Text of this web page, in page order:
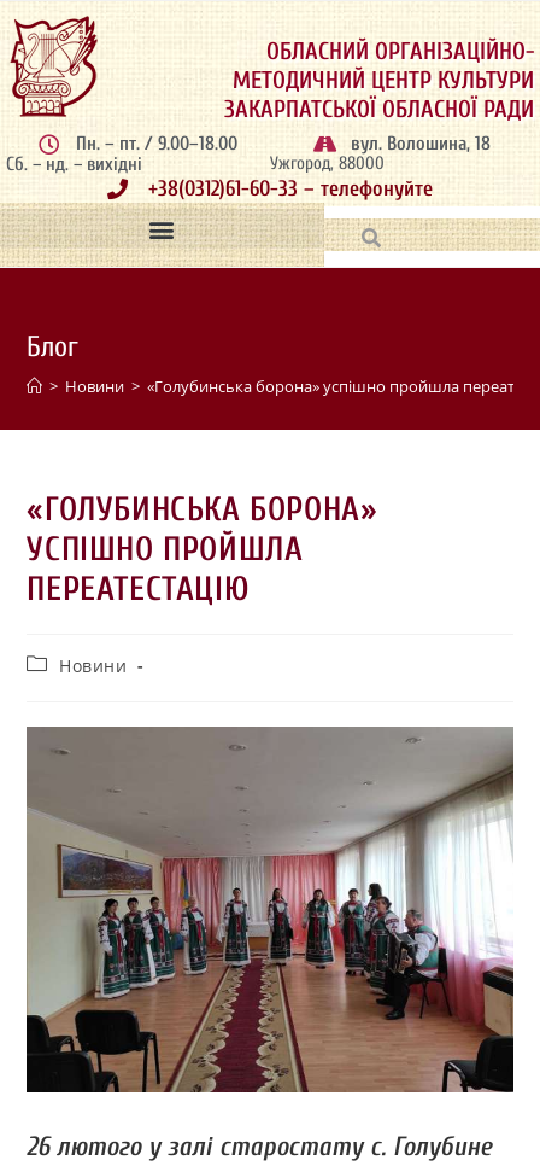
ОБЛАСНИЙ ОРГАНІЗАЦІЙНО-
МЕТОДИЧНИЙ ЦЕНТР КУЛЬТУРИ
ЗАКАРПАТСЬКОЇ ОБЛАСНОЇ РАДИ
Пн. – пт. / 9.00–18.00
Сб. – нд. – вихідні
вул. Волошина, 18
Ужгород, 88000
+38(0312)61-60-33 – телефонуйте
Блог
> Новини > «Голубинська борона» успішно пройшла
«ГОЛУБИНСЬКА БОРОНА»
УСПІШНО ПРОЙШЛА
ПЕРЕАТЕСТАЦІЮ
Новини
26 лютого у залі старостату с. Голубине